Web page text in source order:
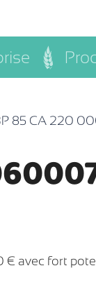
85 CA 220
€ avec fort